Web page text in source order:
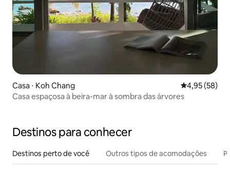
Casa ⋅ Koh Chang 4,95 de uma
4,95 (58)
Casa espaçosa à beira-mar à sombra das árvores
Destinos para conhecer
Destinos perto de você Outros tipos de acomodações